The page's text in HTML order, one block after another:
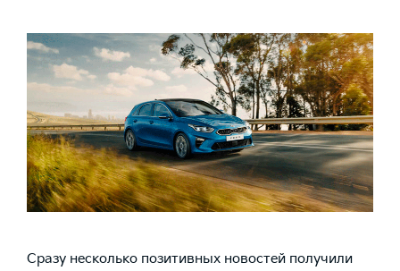
Сразу несколько позитивных новостей получили